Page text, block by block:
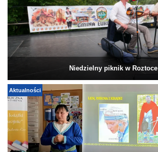
Niedzielny piknik w Roztoce
Aktualności